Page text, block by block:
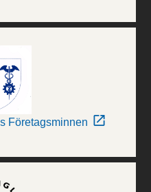
Företagsminnen